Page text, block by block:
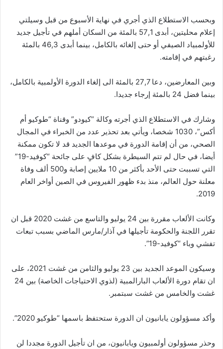
وبحسب الاستطلاع الذي أجري في نهاية الأسبوع من قبل وسيلتي
إعلام محليتين، أبدى 57,1 بالمئة من السكان أملهم في تأجيل جديد
للأولمبياد الصيفي أو حتى إلغائه بالكامل، بينما أبدى 46,3 بالمئة
رغبتهم في إقامته.
وبين المعارضين، دعا 27,7 بالمئة الى إلغاء الدورة الأولمبية بالكامل،
بينما فضل 24 بالمئة إرجاء جديدا.
وشارك في الاستطلاع الذي أجرته وكالة “كيودو” وقناة “طوكيو أم
أكس”، 1030 شخصا، ويأتي بعد تحذير عدد من الخبراء في المجال
الصحي، من أن إقامة الدورة في موعدها الجديد قد لا تكون ممكنة
أيضا، في حال لم تتم السيطرة بشكل كافٍ على جائحة “كوفيد-19”
التي تسببت حتى الأحد بأكثر من 10 ملايين إصابة و500 ألف وفاة
معلنة حول العالم، منذ بدء ظهور الفيروس في الصين أواخر العام
2019.
وكانت الألعاب مقررة بين 24 يوليو والتاسع من غشت 2020 قبل ان
تقرر اللجنة والحكومة تأجيلها في آذار/مارس الماضي بسبب تبعات
تفشي وباء “كوفيد-19”.
وسيكون الموعد الجديد بين 23 يوليو والثامن من غشت 2021، على
ان تقام دورة الألعاب البارالمبية (لذوي الاحتياجات الخاصة) بين 24
غشت والخامس من غشت سبتمبر.
وأكد مسؤولون يابانيون ان الدورة ستحتفظ باسمها “طوكيو 2020”.
وحذر مسؤولون أولمبيون ويابانيون، من ان تأجيل الدورة مجددا لن